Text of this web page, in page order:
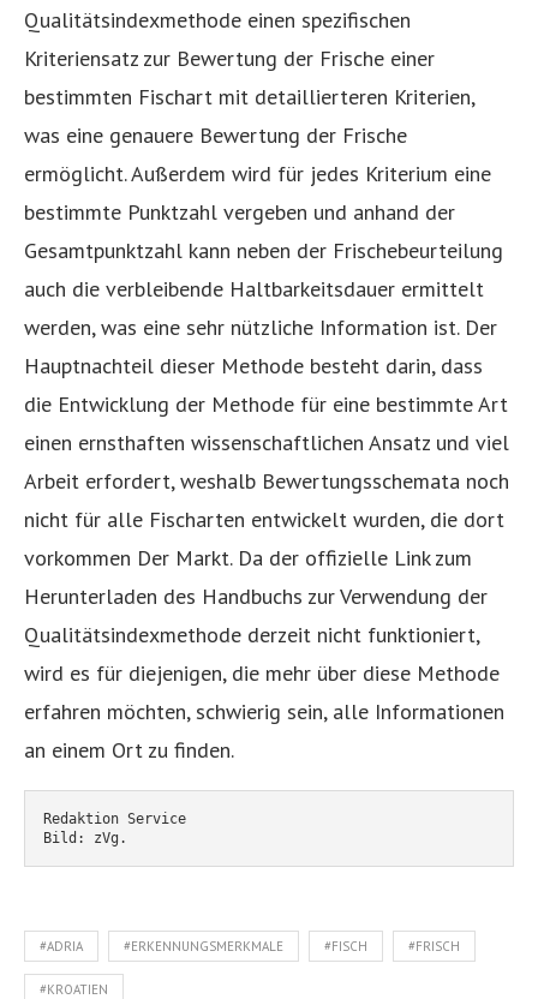
Qualitätsindexmethode einen spezifischen
Kriteriensatz zur Bewertung der Frische einer
bestimmten Fischart mit detaillierteren Kriterien,
was eine genauere Bewertung der Frische
ermöglicht. Außerdem wird für jedes Kriterium eine
bestimmte Punktzahl vergeben und anhand der
Gesamtpunktzahl kann neben der Frischebeurteilung
auch die verbleibende Haltbarkeitsdauer ermittelt
werden, was eine sehr nützliche Information ist. Der
Hauptnachteil dieser Methode besteht darin, dass
die Entwicklung der Methode für eine bestimmte Art
einen ernsthaften wissenschaftlichen Ansatz und viel
Arbeit erfordert, weshalb Bewertungsschemata noch
nicht für alle Fischarten entwickelt wurden, die dort
vorkommen Der Markt. Da der offizielle Link zum
Herunterladen des Handbuchs zur Verwendung der
Qualitätsindexmethode derzeit nicht funktioniert,
wird es für diejenigen, die mehr über diese Methode
erfahren möchten, schwierig sein, alle Informationen
an einem Ort zu finden.
Redaktion Service
Bild: zVg.
#ADRIA #ERKENNUNGSMERKMALE #FISCH #FRISCH
#KROATIEN